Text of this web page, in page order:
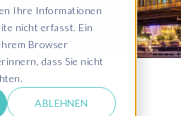
Ihre Informationen
nicht erfasst. Ein
Browser
dass Sie nicht
ABLEHNEN
2026 Köln